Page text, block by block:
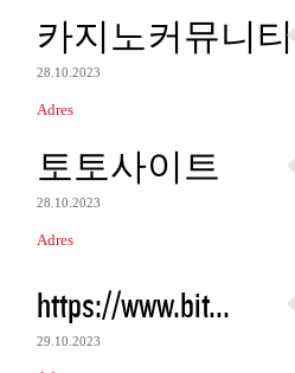
카지노커뮤니티
28.10.2023
Adres
토토사이트
28.10.2023
Adres
https://www.bit...
29.10.2023